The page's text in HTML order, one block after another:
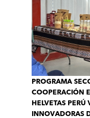
PROGRAMA
COOPERACIÓN
HELVETAS PERÚ
INNOVADORAS